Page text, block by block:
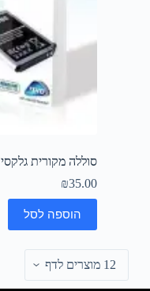
סוללה מקורית גלקסי S3 באריזה מהודרת סאני
₪35.00
הוספה לסל